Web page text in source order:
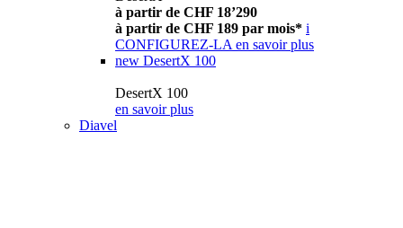
à partir de CHF 18’290
à partir de CHF 189 par mois* i
CONFIGUREZ-LA en savoir plus
new DesertX 100
DesertX 100
en savoir plus
Diavel